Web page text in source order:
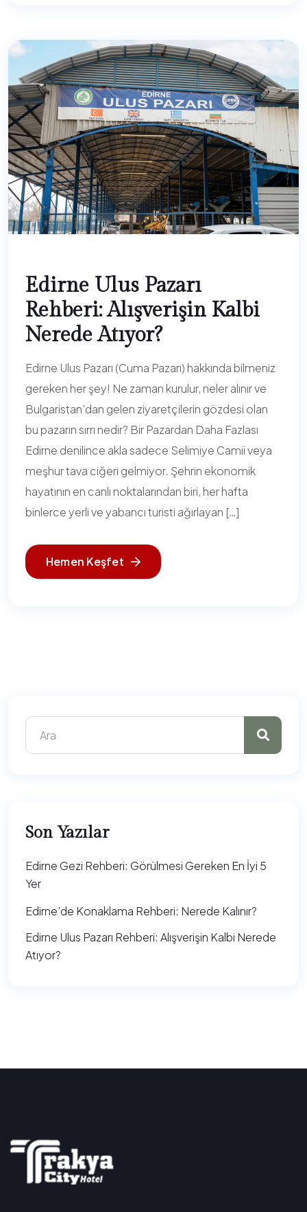
Edirne Ulus Pazarı
Rehberi: Alışverişin Kalbi
Nerede Atıyor?
Edirne Ulus Pazarı (Cuma Pazarı) hakkında bilmeniz
gereken her şey! Ne zaman kurulur, neler alınır ve
Bulgaristan’dan gelen ziyaretçilerin gözdesi olan
bu pazarın sırrı nedir? Bir Pazardan Daha Fazlası
Edirne denilince akla sadece Selimiye Camii veya
meşhur tava ciğeri gelmiyor. Şehrin ekonomik
hayatının en canlı noktalarından biri, her hafta
binlerce yerli ve yabancı turisti ağırlayan […]
Hemen Keşfet
Son Yazılar
Edirne Gezi Rehberi: Görülmesi Gereken En İyi 5
Yer
Edirne’de Konaklama Rehberi: Nerede Kalınır?
Edirne Ulus Pazarı Rehberi: Alışverişin Kalbi Nerede
Atıyor?